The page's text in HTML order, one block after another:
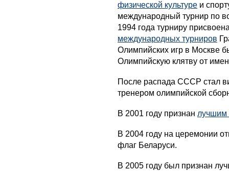
физической культуре и
международный турнир по
1994 года турниру
международных турниров
Олимпийских игр в Москве
Олимпийскую клятву от
После распада СССР стал
тренером олимпийской
В 2001 году признан лучшим
В 2004 году на церемонии
флаг Беларуси.
В 2005 году был признан